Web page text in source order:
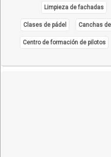
Limpieza de fachadas
Clases de pádel Canchas
Centro de formación de pilotos